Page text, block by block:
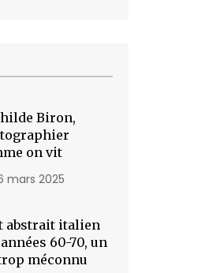
Biron,
on vit
mars 2025
abstrait italien
60-70, un
méconnu